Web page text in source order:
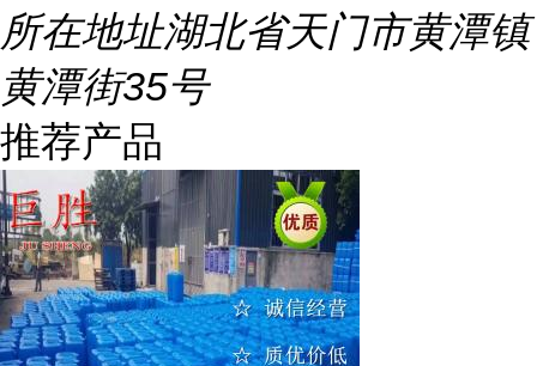
所在地址湖北省天门市黄潭镇
黄潭街35号
推荐产品